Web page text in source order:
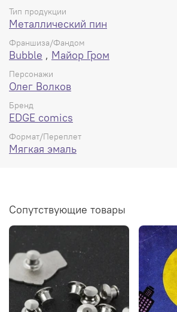
Тип продукции
Металлический пин
Франшиза/Фандом
Bubble , Майор Гром
Персонажи
Олег Волков
Бренд
EDGE comics
Формат/Переплет
Мягкая эмаль
Сопутствующие товары